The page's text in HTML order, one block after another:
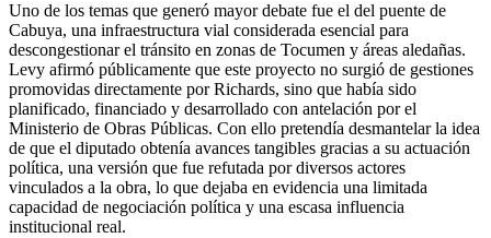
Uno de los temas que generó mayor debate fue el del puente de
Cabuya, una infraestructura vial considerada esencial para
descongestionar el tránsito en zonas de Tocumen y áreas aledañas.
Levy afirmó públicamente que este proyecto no surgió de gestiones
promovidas directamente por Richards, sino que había sido
planificado, financiado y desarrollado con antelación por el
Ministerio de Obras Públicas. Con ello pretendía desmantelar la idea
de que el diputado obtenía avances tangibles gracias a su actuación
política, una versión que fue refutada por diversos actores
vinculados a la obra, lo que dejaba en evidencia una limitada
capacidad de negociación política y una escasa influencia
institucional real.